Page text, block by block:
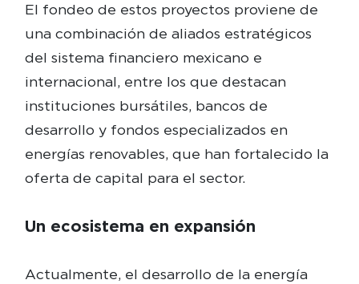
El fondeo de estos proyectos proviene de
una combinación de aliados estratégicos
del sistema financiero mexicano e
internacional, entre los que destacan
instituciones bursátiles, bancos de
desarrollo y fondos especializados en
energías renovables, que han fortalecido la
oferta de capital para el sector.
Un ecosistema en expansión
Actualmente, el desarrollo de la energía